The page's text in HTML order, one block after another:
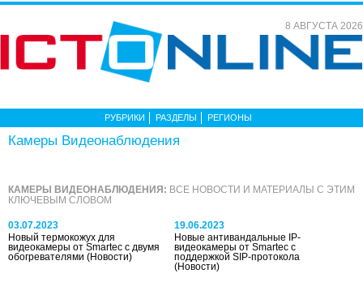
8 АВГУСТА 2026
РУБРИКИ РАЗДЕЛЫ РЕГИОНЫ
Камеры Видеонаблюдения
КАМЕРЫ ВИДЕОНАБЛЮДЕНИЯ: ВСЕ НОВОСТИ И МАТЕРИАЛЫ С ЭТИМ
КЛЮЧЕВЫМ СЛОВОМ
03.07.2023
Новый термокожух для
видеокамеры от Smartec с двумя
обогревателями (Новости)
19.06.2023
Новые антивандальные IP-
видеокамеры от Smartec с
поддержкой SIP-протокола
(Новости)